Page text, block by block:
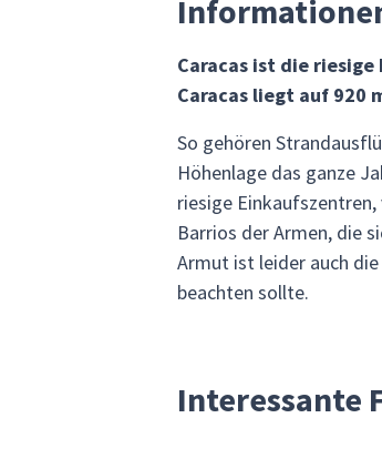
Caracas ist die
Caracas liegt auf 920
So gehören
Höhenlage das ganze
riesige
Barrios der Armen, die
Armut ist leider auch
beachten sollte.
Interessante